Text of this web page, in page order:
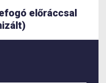
előráccsal